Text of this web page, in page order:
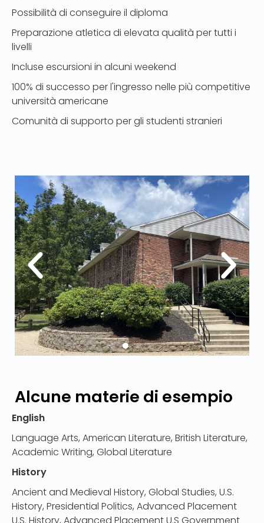
Possibilità di conseguire il diploma
Preparazione atletica di elevata qualità per tutti i
livelli
Incluse escursioni in alcuni weekend
100% di successo per l'ingresso nelle più competitive
università americane
Comunità di supporto per gli studenti stranieri
Alcune materie di esempio
English
Language Arts, American Literature, British Literature,
Academic Writing, Global Literature
History
Ancient and Medieval History, Global Studies, U.S.
History, Presidential Politics, Advanced Placement
U.S. History, Advanced Placement U.S Government